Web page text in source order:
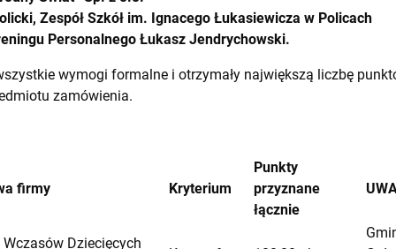
Zespół Szkół im. Ignacego Łukasiewicza w Policach
Personalnego Łukasz Jendrychowski.
wymogi formalne i otrzymały największą liczbę
zamówienia.
firmy Kryterium
Punkty
przyznane
łącznie
Dziecięcych